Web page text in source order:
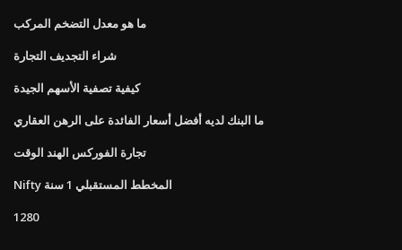
ما هو معدل التضخم المركب
شراء التجديف التجارة
كيفية تصفية الأسهم الجيدة
ما البنك لديه أفضل أسعار الفائدة على الرهن العقاري
تجارة الفوركس الهند الوقت
Nifty المخطط المستقبلي 1 سنة
1280